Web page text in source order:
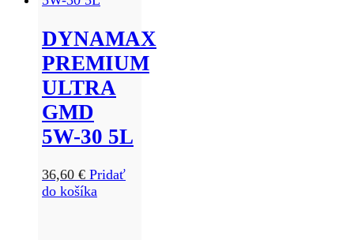
DYNAMAX
PREMIUM
ULTRA
GMD
5W-30 5L
36,60 € Pridať
do košíka